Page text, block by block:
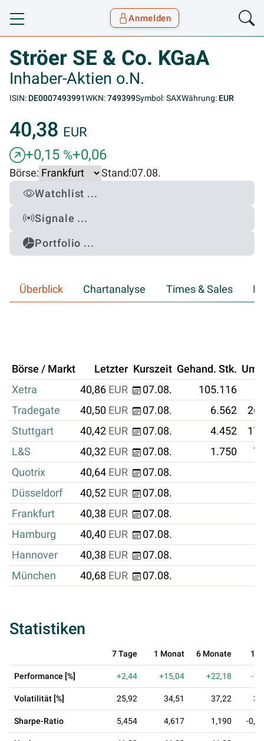
Toggle navigation
Anmelden
Ströer SE & Co. KGaA
Inhaber-Aktien o.N.
ISIN: DE0007493991WKN:749399Symbol: SAXWährung: EUR
40,38 EUR
+0,15 %+0,06
Börse: Stand:07.08.
Watchlist ...
Signale ...
Portfolio ...
Überblick Chartanalyse Times & Sales
Börse / Markt Letzter Kurszeit Gehand. Stk.
Xetra
40,86 EUR 07.08. 105.116
Tradegate
40,50 EUR 07.08. 6.562
Stuttgart
40,42 EUR 07.08. 4.452
L&S
40,32 EUR 07.08. 1.750
Quotrix
40,64 EUR
07.08.
Düsseldorf
40,52 EUR
07.08.
Frankfurt
40,38 EUR
07.08.
Hamburg
40,40 EUR
07.08.
Hannover
40,38 EUR
07.08.
München
40,68 EUR 07.08.
Statistiken
7 Tage 1 Monat 6 Monate 1
Performance [%] +2,44 +15,04 +22,18 -
Volatilität [%] 25,92 34,51 37,22
Sharpe-Ratio 5,454 4,617 1,190 -